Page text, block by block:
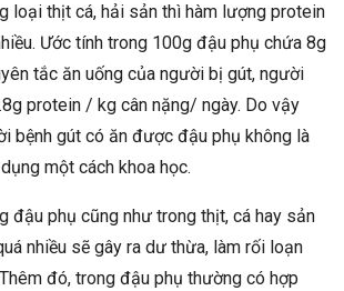
loại thịt cá, hải sản thì hàm lượng protein
Ước tính trong 100g đậu phụ chứa 8g
tắc ăn uống của người bị gút, người
protein / kg cân nặng/ ngày. Do vậy
bệnh gút có ăn được đậu phụ không là
một cách khoa học.
đậu phụ cũng như trong thịt, cá hay sản
nhiều sẽ gây ra dư thừa, làm rối loạn
đó, trong đậu phụ thường có hợp